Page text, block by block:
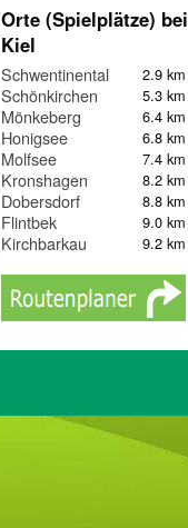
Orte (Spielplätze) bei
Kiel
Schwentinental 2.9 km
Schönkirchen 5.3 km
Mönkeberg 6.4 km
Honigsee 6.8 km
Molfsee 7.4 km
Kronshagen 8.2 km
Dobersdorf 8.8 km
Flintbek 9.0 km
Kirchbarkau 9.2 km